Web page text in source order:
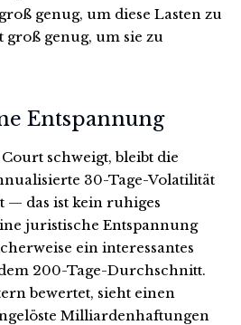
genug, um diese Lasten zu
genug, um sie zu
Entspannung
schweigt, bleibt die
30-Tage-Volatilität
— das ist kein ruhiges
juristische Entspannung
ein interessantes
200-Tage-Durchschnitt.
bewertet, sieht einen
Milliardenhaftungen